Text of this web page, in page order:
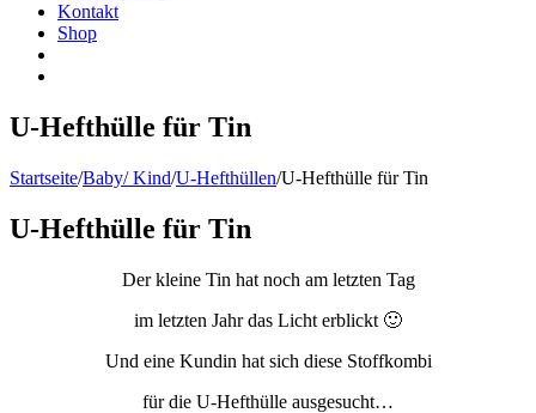
Kontakt
Shop
U-Hefthülle für Tin
Startseite/Baby/ Kind/U-Hefthüllen/U-Hefthülle für Tin
U-Hefthülle für Tin
Der kleine Tin hat noch am letzten Tag
im letzten Jahr das Licht erblickt 🙂
Und eine Kundin hat sich diese Stoffkombi
für die U-Hefthülle ausgesucht…